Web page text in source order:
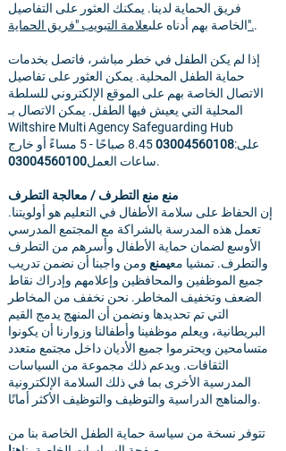
فريق الحماية لدينا. يمكنك العثور على التفاصيل
الخاصة بهم أدناه علىعلامة التبويب "فريق الحماية"..
إذا لم يكن الطفل في خطر مباشر، فاتصل بخدمات
حماية الطفل المحلية. يمكن العثور على تفاصيل
الاتصال الخاصة بهم على الموقع الإلكتروني للسلطة
المحلية التي يعيش فيها الطفل. يمكن الاتصال بـ
Wiltshire Multi Agency Safeguarding Hub
على:03004560108
8.45 صباحًا - 5 مساءً أو خارج
ساعات العمل03004560100 .
منع منع التطرف / معالجة التطرف
إن الحفاظ على سلامة الأطفال في التعليم هو أولويتنا.
تعمل هذه المدرسة بالشراكة مع المجتمع المدرسي
الأوسع لضمان حماية الأطفال وأسرهم من التطرف
والتطرف. تمشيا معيمنع ومن واجبنا أن نضمن تدريب
جميع الموظفين والمحافظين وإعلامهم وإدراك نقاط
الضعف وتخفيف المخاطر. نحن نخفف من المخاطر
التي تم تحديدها ونضمن أن المنهج يدمج القيم
البريطانية، ويعلم موظفينا وأطفالنا وزوارنا أن يكونوا
متسامحين ويحترموا جميع الأديان داخل مجتمع متعدد
الثقافات. ويدعم ذلك مجموعة من السياسات
المدرسية الأخرى بما في ذلك السلامة الإلكترونية
والمناهج الدراسية والتوظيف والتوظيف الأكثر أمانًا.
تتوفر نسخة من سياسة حماية الطفل الخاصة بنا من